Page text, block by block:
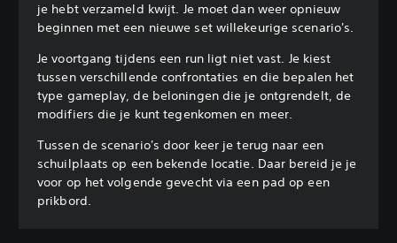
je hebt verzameld kwijt. Je moet dan weer opnieuw
beginnen met een nieuwe set willekeurige scenario's.
Je voortgang tijdens een run ligt niet vast. Je kiest
tussen verschillende confrontaties en die bepalen het
type gameplay, de beloningen die je ontgrendelt, de
modifiers die je kunt tegenkomen en meer.
Tussen de scenario's door keer je terug naar een
schuilplaats op een bekende locatie. Daar bereid je je
voor op het volgende gevecht via een pad op een
prikbord.